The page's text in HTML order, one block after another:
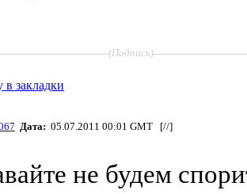
(Подпись)
в закладки
Дата: 05.07.2011 00:01 GMT [//]
не будем